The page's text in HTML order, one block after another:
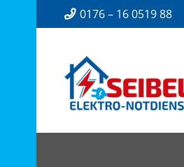
0176 – 16 0519 88